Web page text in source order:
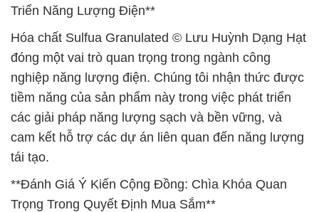
Triển Năng Lượng Điện**
Hóa chất Sulfua Granulated © Lưu Huỳnh Dạng Hạt
đóng một vai trò quan trọng trong ngành công
nghiệp năng lượng điện. Chúng tôi nhận thức được
tiềm năng của sản phẩm này trong việc phát triển
các giải pháp năng lượng sạch và bền vững, và
cam kết hỗ trợ các dự án liên quan đến năng lượng
tái tạo.
**Đánh Giá Ý Kiến Cộng Đồng: Chìa Khóa Quan
Trọng Trong Quyết Định Mua Sắm**